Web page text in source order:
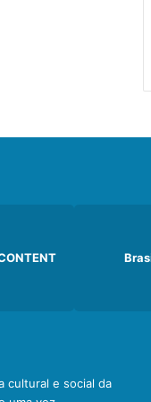
cultural e social da